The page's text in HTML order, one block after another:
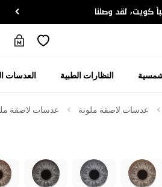
كويت، لقد وصلنا
النظارات الطبية العدسات
عدسات لاصقة ملونة عدسات لاصقة